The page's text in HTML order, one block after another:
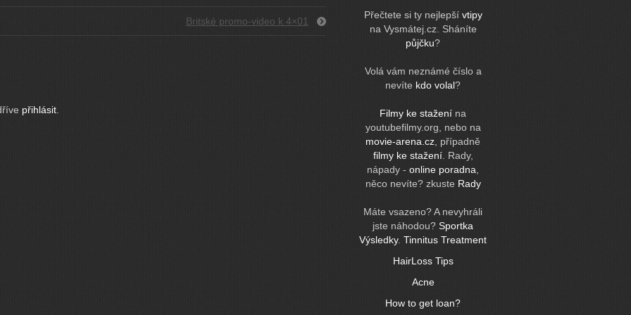
Britské promo-video k 4×01
přihlásit
Přečtete si ty nejlepší vtipy
na Vysmátej.cz. Sháníte
půjčku?
Volá vám neznámé číslo a
nevíte kdo volal?
Filmy ke stažení na
youtubefilmy.org, nebo na
movie-arena.cz , případně
filmy ke stažení. Rady,
nápady -online poradna
něco nevíte? zkuste Rady
Máte vsazeno? A nevyhráli
jste náhodou?Sportka
Výsledky.Tinnitus Treatment
HairLoss Tips
Acne
How to get loan?